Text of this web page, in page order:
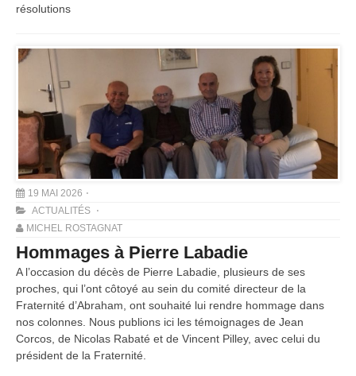
résolutions
19 MAI 2026
ACTUALITÉS
MICHEL ROSTAGNAT
Hommages à Pierre Labadie
A l’occasion du décès de Pierre Labadie, plusieurs de ses
proches, qui l’ont côtoyé au sein du comité directeur de la
Fraternité d’Abraham, ont souhaité lui rendre hommage dans
nos colonnes. Nous publions ici les témoignages de Jean
Corcos, de Nicolas Rabaté et de Vincent Pilley, avec celui du
président de la Fraternité.